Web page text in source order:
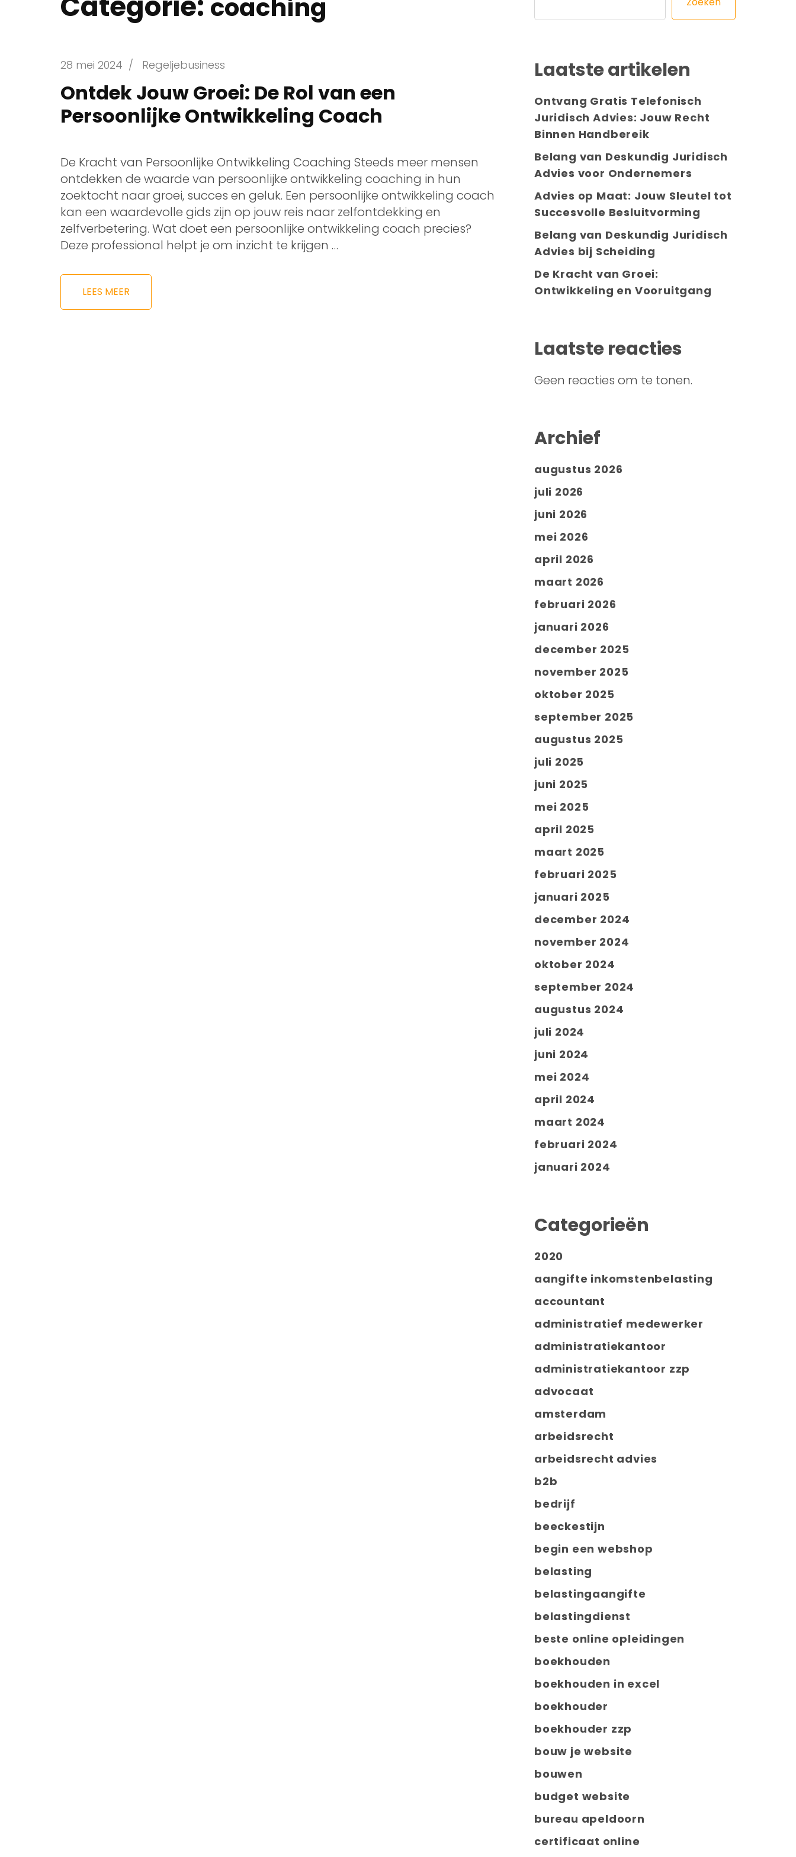
coaching
28 mei 2024 / Regeljebusiness
Ontdek Jouw Groei: De Rol van een
Persoonlijke Ontwikkeling Coach
De Kracht van Persoonlijke Ontwikkeling Coaching Steeds meer mensen
ontdekken de waarde van persoonlijke ontwikkeling coaching in hun
zoektocht naar groei, succes en geluk. Een persoonlijke ontwikkeling coach
kan een waardevolle gids zijn op jouw reis naar zelfontdekking en
zelfverbetering. Wat doet een persoonlijke ontwikkeling coach precies?
Deze professional helpt je om inzicht te krijgen …
LEES MEER
Laatste artikelen
Ontvang Gratis Telefonisch
Juridisch Advies: Jouw Recht
Binnen Handbereik
Belang van Deskundig Juridisch
Advies voor Ondernemers
Advies op Maat: Jouw Sleutel tot
Succesvolle Besluitvorming
Belang van Deskundig Juridisch
Advies bij Scheiding
De Kracht van Groei:
Ontwikkeling en Vooruitgang
Laatste reacties
Geen reacties om te tonen.
Archief
augustus 2026
juli 2026
juni 2026
mei 2026
april 2026
maart 2026
februari 2026
januari 2026
december 2025
november 2025
oktober 2025
september 2025
augustus 2025
juli 2025
juni 2025
mei 2025
april 2025
maart 2025
februari 2025
januari 2025
december 2024
november 2024
oktober 2024
september 2024
augustus 2024
juli 2024
juni 2024
mei 2024
april 2024
maart 2024
februari 2024
januari 2024
Categorieën
2020
aangifte inkomstenbelasting
accountant
administratief medewerker
administratiekantoor
administratiekantoor zzp
advocaat
amsterdam
arbeidsrecht
arbeidsrecht advies
b2b
bedrijf
beeckestijn
begin een webshop
belasting
belastingaangifte
belastingdienst
beste online opleidingen
boekhouden
boekhouden in excel
boekhouder
boekhouder zzp
bouw je website
bouwen
budget website
bureau apeldoorn
certificaat online